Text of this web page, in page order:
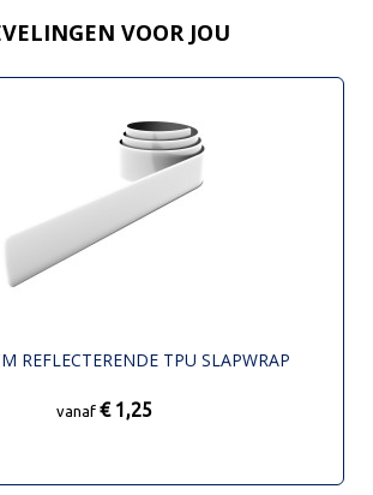
VOOR JOU
REFLECTERENDE TPU SLAPWRAP
vanaf € 1,25